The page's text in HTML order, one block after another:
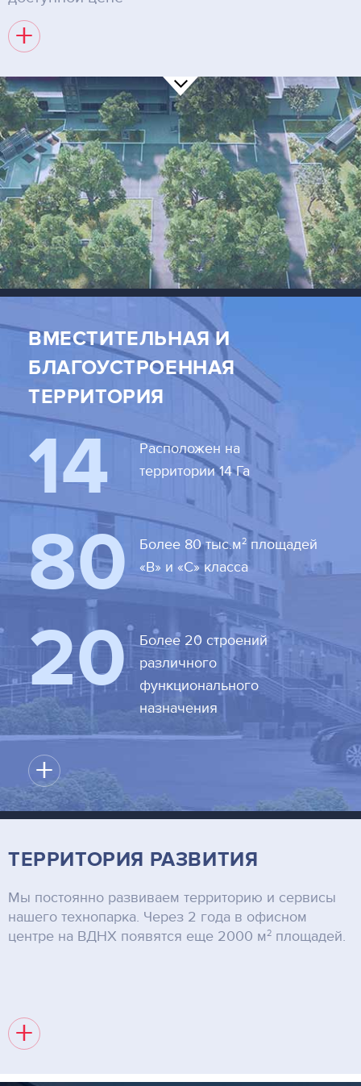
+
ВМЕСТИТЕЛЬНАЯ И
БЛАГОУСТРОЕННАЯ
ТЕРРИТОРИЯ
14
Расположен на
территории 14 Га
80 Более 80 тыс.м2 площадей
«В» и «С» класса
20
Более 20 строений
различного
функционального
назначения
+
ТЕРРИТОРИЯ РАЗВИТИЯ
Мы постоянно развиваем территорию и сервисы
нашего технопарка. Через 2 года в офисном
центре на ВДНХ появятся еще 2000 м 2 площадей.
+